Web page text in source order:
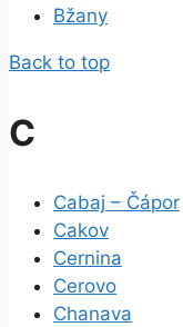
Bžany
Back to top
C
Cabaj – Čápor
Cakov
Cernina
Cerovo
Chanava